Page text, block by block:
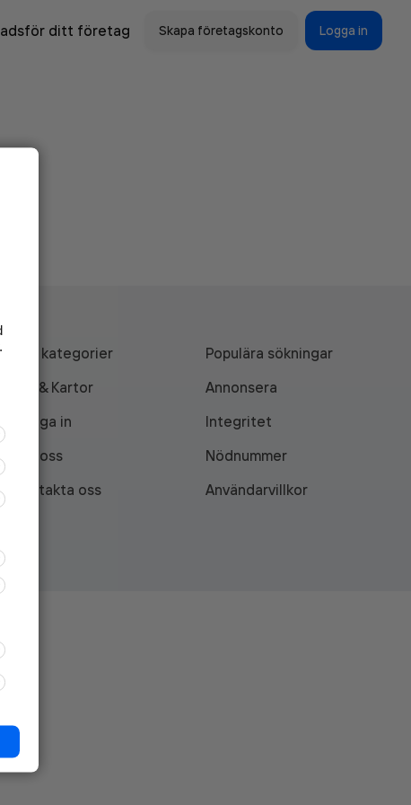
ditt företag Skapa företagskonto Logga in
Alla kategorier
Populära sökningar
API & Kartor
Annonsera
Logga in
Integritet
Om oss
Nödnummer
Kontakta oss
Användarvillkor